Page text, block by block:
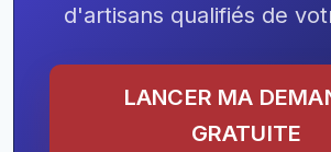
d'artisans qualifiés de
LANCER MA
GRATUITE